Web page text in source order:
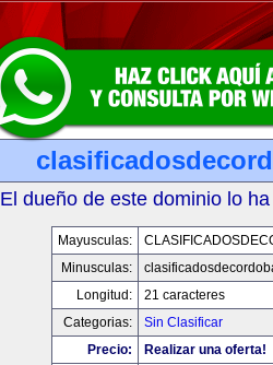
El dueño de este dominio lo
Mayusculas:
Minusculas:
Longitud:
21 caracteres
Categorias:
Sin Clasificar
Precio:
Realizar una oferta!